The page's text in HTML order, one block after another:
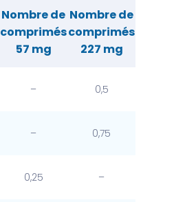
Nombre de
comprimés
57 mg
Nombre de
comprimés
227 mg
– 0,5
– 0,75
0,25 –